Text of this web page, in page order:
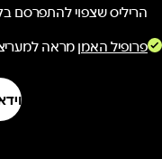
הריליס שצפוי להתפרסם
פרופיל האמןמראה